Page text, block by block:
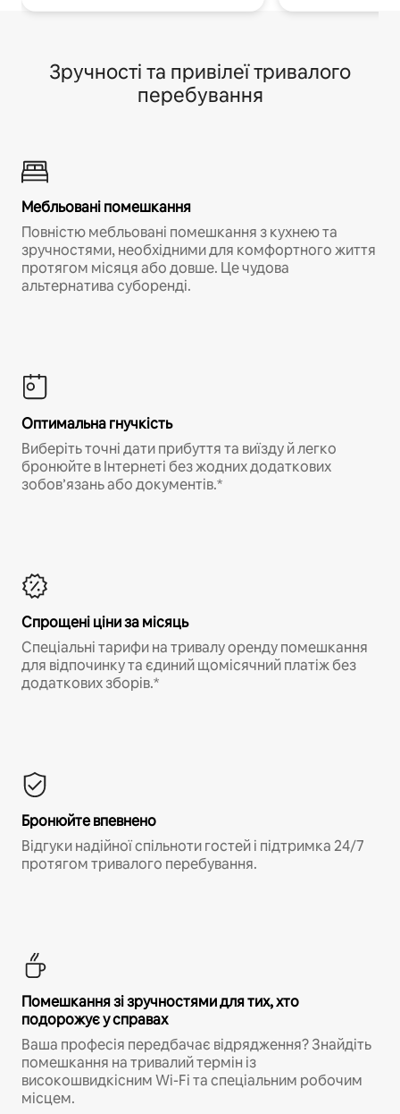
Зручності та привілеї тривалого
перебування
Мебльовані помешкання
Повністю мебльовані помешкання з кухнею та
зручностями, необхідними для комфортного життя
протягом місяця або довше. Це чудова
альтернатива суборенді.
Оптимальна гнучкість
Виберіть точні дати прибуття та виїзду й легко
бронюйте в Інтернеті без жодних додаткових
зобов’язань або документів.*
Спрощені ціни за місяць
Спеціальні тарифи на тривалу оренду помешкання
для відпочинку та єдиний щомісячний платіж без
додаткових зборів.*
Бронюйте впевнено
Відгуки надійної спільноти гостей і підтримка 24/7
протягом тривалого перебування.
Помешкання зі зручностями для тих, хто
подорожує у справах
Ваша професія передбачає відрядження? Знайдіть
помешкання на тривалий термін із
високошвидкісним Wi-Fi та спеціальним робочим
місцем.